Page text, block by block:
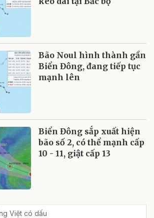
Bão Noul hình thành gần
Biển Đông, đang tiếp tục
mạnh lên
Biển Đông sắp xuất hiện
bão số 2, có thể mạnh cấp
10 - 11, giật cấp 13